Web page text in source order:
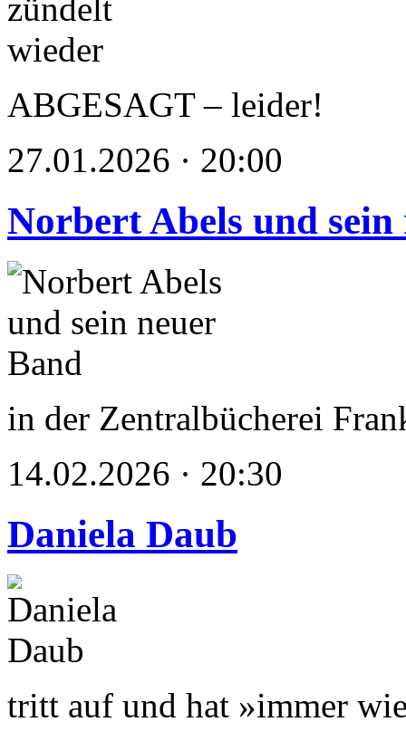
ABGESAGT – leider!
27.01.2026 · 20:00
Norbert Abels und sein
in der Zentralbücherei
14.02.2026 · 20:30
Daniela Daub
tritt auf und hat »immer